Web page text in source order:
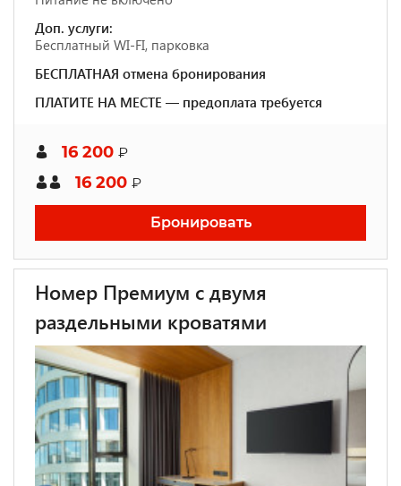
Доп. услуги:
Бесплатный WI-FI, парковка
БЕСПЛАТНАЯ отмена бронирования
ПЛАТИТЕ НА МЕСТЕ — предоплата требуется
16 200 ₽
16 200 ₽
Бронировать
Номер Премиум с двумя
раздельными кроватями